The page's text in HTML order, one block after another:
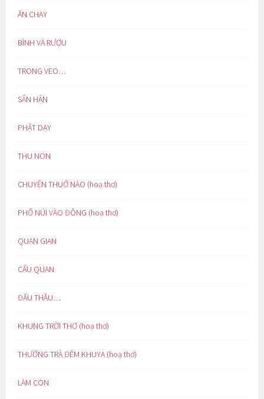
ĂN CHAY
BÌNH VÀ RƯỢU
TRONG VEO…
SÂN HẬN
PHẬT DẠY
THU NON
CHUYỆN THUỞ NÀO (hoạ thơ)
PHỐ NÚI VÀO ĐÔNG (hoạ thơ)
QUAN GIAN
CẨU QUAN
ĐẤU THẦU…
KHUNG TRỜI THƠ (hoạ thơ)
THƯỞNG TRÀ ĐÊM KHUYA (hoạ thơ)
LÀM CON